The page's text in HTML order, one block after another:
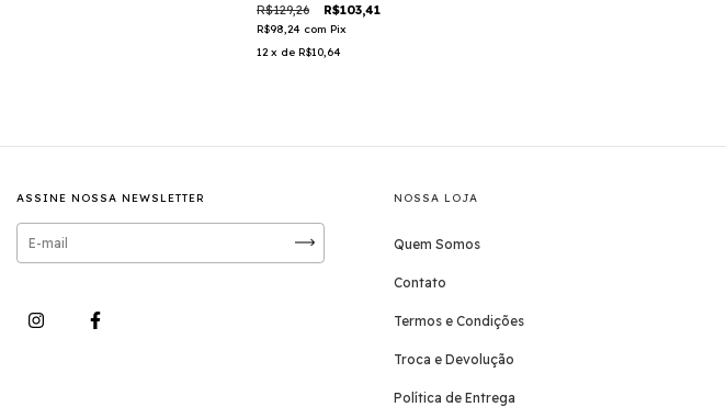
R$129,26 R$103,41
R$98,24 com Pix
12 x de R$10,64
ASSINE NOSSA NEWSLETTER NOSSA LOJA
Quem Somos
Contato
Termos e Condições
Troca e Devolução
Política de Entrega